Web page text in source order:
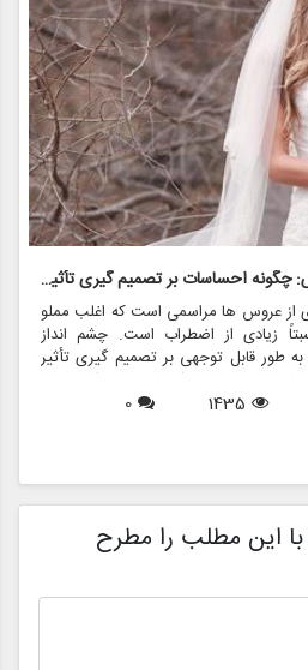
روانشناسی خرید لباس عروس: چگونه احساسات بر تصمیم گیری تأثیر می گذارد
از عروس ها مراسمی است که اغلب مملو
زیادی از اضطراب است. چشم انداز
طور قابل توجهی بر تصمیم گیری تأثیر
شود که نه تنها سبک شخصی بلکه عوامل
کند. در این مقاله، روانشناسی خرید
1435
0
این مطلب را مطرح